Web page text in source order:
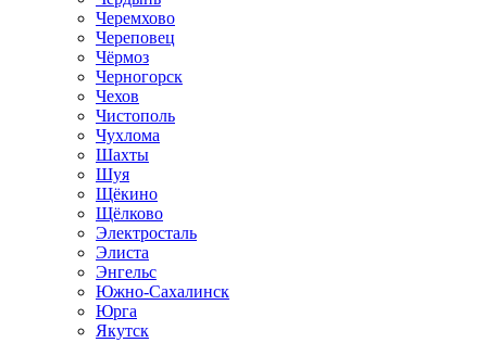
Черемхово
Череповец
Чёрмоз
Черногорск
Чехов
Чистополь
Чухлома
Шахты
Шуя
Щёкино
Щёлково
Электросталь
Элиста
Энгельс
Южно-Сахалинск
Юрга
Якутск